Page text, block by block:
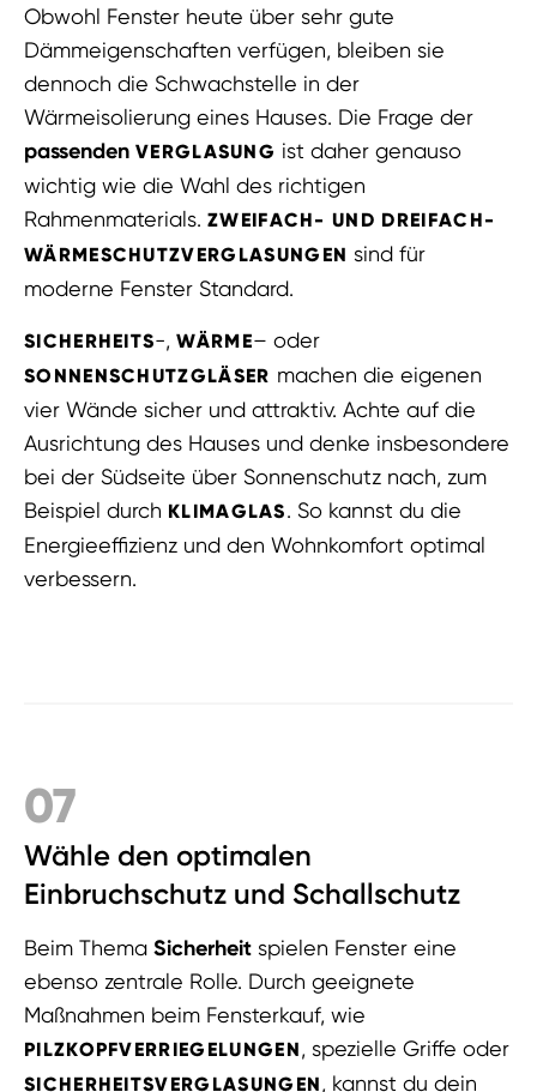
Obwohl Fenster heute über sehr gute
Dämmeigenschaften verfügen, bleiben sie
dennoch die Schwachstelle in der
Wärmeisolierung eines Hauses. Die Frage der
passenden VERGLASUNG ist daher genauso
wichtig wie die Wahl des richtigen
Rahmenmaterials. ZWEIFACH- UND DREIFACH-
WÄRMESCHUTZVERGLASUNGEN sind für
moderne Fenster Standard.
SICHERHEITS-,WÄRME– oder
SONNENSCHUTZGLÄSER machen die eigenen
vier Wände sicher und attraktiv. Achte auf die
Ausrichtung des Hauses und denke insbesondere
bei der Südseite über Sonnenschutz nach, zum
Beispiel durch KLIMAGLAS. So kannst du die
Energieeffizienz und den Wohnkomfort optimal
verbessern.
07
Wähle den optimalen
Einbruchschutz und Schallschutz
Beim Thema Sicherheit spielen Fenster eine
ebenso zentrale Rolle. Durch geeignete
Maßnahmen beim Fensterkauf, wie
PILZKOPFVERRIEGELUNGEN, spezielle Griffe oder
SICHERHEITSVERGLASUNGEN, kannst du dein